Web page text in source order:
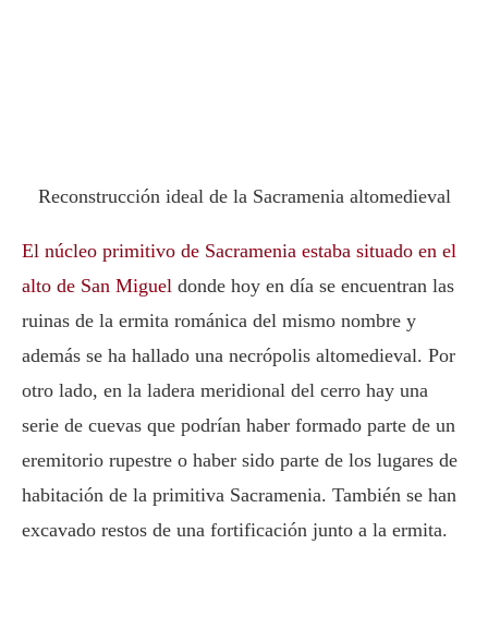
Reconstrucción ideal de la Sacramenia altomedieval
El núcleo primitivo de Sacramenia estaba situado en el
alto de San Miguel donde hoy en día se encuentran las
ruinas de la ermita románica del mismo nombre y
además se ha hallado una necrópolis altomedieval. Por
otro lado, en la ladera meridional del cerro hay una
serie de cuevas que podrían haber formado parte de un
eremitorio rupestre o haber sido parte de los lugares de
habitación de la primitiva Sacramenia. También se han
excavado restos de una fortificación junto a la ermita.